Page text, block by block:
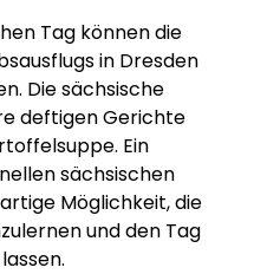
Tag können die
in Dresden
Die sächsische
deftigen Gerichte
Ein
sächsischen
Möglichkeit, die
und den Tag